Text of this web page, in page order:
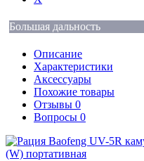
Большая дальность
Описание
Характеристики
Аксессуары
Похожие товары
Отзывы 0
Вопросы 0